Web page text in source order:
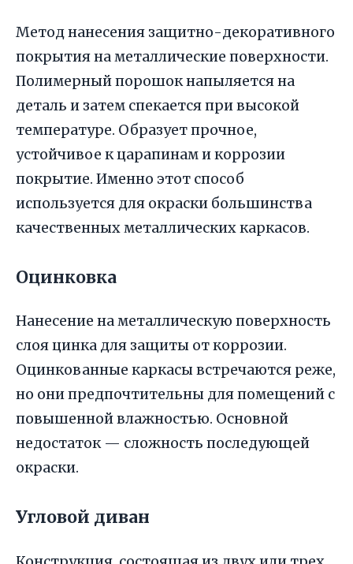
Метод нанесения защитно-декоративного
покрытия на металлические поверхности.
Полимерный порошок напыляется на
деталь и затем спекается при высокой
температуре. Образует прочное,
устойчивое к царапинам и коррозии
покрытие. Именно этот способ
используется для окраски большинства
качественных металлических каркасов.
Оцинковка
Нанесение на металлическую поверхность
слоя цинка для защиты от коррозии.
Оцинкованные каркасы встречаются реже,
но они предпочтительны для помещений с
повышенной влажностью. Основной
недостаток — сложность последующей
окраски.
Угловой диван